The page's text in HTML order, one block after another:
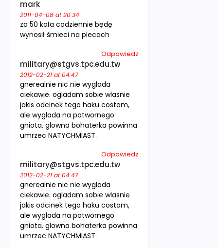
mark
2011-04-08 at 20:34
za 50 koła codziennie będę
wynosił śmieci na plecach
Odpowiedz
military@stgvs.tpc.edu.tw
2012-02-21 at 04:47
gnerealnie nic nie wyglada
ciekawie. ogladam sobie wlasnie
jakis odcinek tego haku costam,
ale wyglada na potwornego
gniota. glowna bohaterka powinna
umrzec NATYCHMIAST.
Odpowiedz
military@stgvs.tpc.edu.tw
2012-02-21 at 04:47
gnerealnie nic nie wyglada
ciekawie. ogladam sobie wlasnie
jakis odcinek tego haku costam,
ale wyglada na potwornego
gniota. glowna bohaterka powinna
umrzec NATYCHMIAST.